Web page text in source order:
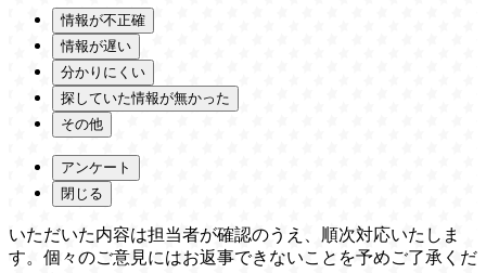
情報が不正確
情報が遅い
分かりにくい
探していた情報が無かった
その他
アンケート
閉じる
いただいた内容は担当者が確認のうえ、順次対応いたしま
す。個々のご意見にはお返事できないことを予めご了承くだ